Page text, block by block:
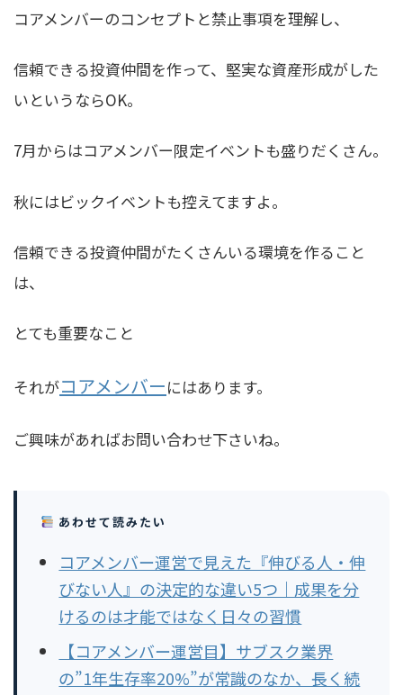
コアメンバーのコンセプトと禁止事項を理解し、
信頼できる投資仲間を作って、堅実な資産形成がした
いというならOK。
7月からはコアメンバー限定イベントも盛りだくさん。
秋にはビックイベントも控えてますよ。
信頼できる投資仲間がたくさんいる環境を作ること
は、
とても重要なこと
それがコアメンバーにはあります。
ご興味があればお問い合わせ下さいね。
あわせて読みたい
コアメンバー運営で見えた『伸びる人・伸
びない人』の決定的な違い5つ｜成果を分
けるのは才能ではなく日々の習慣
【コアメンバー運営目】サブスク業界
の”1年生存率20%”が常識のなか、長く続